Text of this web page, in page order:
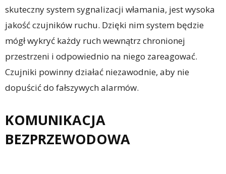
skuteczny system sygnalizacji włamania, jest wysoka
jakość czujników ruchu. Dzięki nim system będzie
mógł wykryć każdy ruch wewnątrz chronionej
przestrzeni i odpowiednio na niego zareagować.
Czujniki powinny działać niezawodnie, aby nie
dopuścić do fałszywych alarmów.
KOMUNIKACJA
BEZPRZEWODOWA